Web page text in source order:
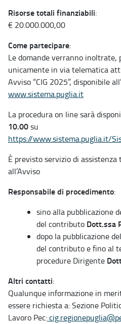
Risorse totali finanziabili:
€ 20.000.000,00
Come partecipare:
Le domande verranno inoltrate,
unicamente in via telematica
Avviso “CIG 2025”, disponibile
www.sistema.puglia.it
La procedura on line sarà
10.00su
https://www.sistema.puglia.it/
È previsto servizio di
all’Avviso
Responsabile di procedimento:
sino alla pubblicazione
del contributo Dott.ssa
dopo la pubblicazione
del contributo e fino al
procedure Dirigente
Altri contatti:
Qualunque informazione in
essere richiesta a: Sezione
Lavoro Pec: